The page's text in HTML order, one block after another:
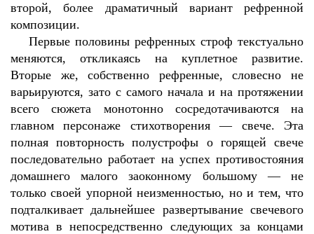
второй, более драматичный вариант рефренной
композиции.
Первые половины рефренных строф текстуально
меняются, откликаясь на куплетное развитие.
Вторые же, собственно рефренные, словесно не
варьируются, зато с самого начала и на протяжении
всего сюжета монотонно сосредотачиваются на
главном персонаже стихотворения — свече. Эта
полная повторность полустрофы о горящей свече
последовательно работает на успех противостояния
домашнего малого заоконному большому — не
только своей упорной неизменностью, но и тем, что
подталкивает дальнейшее развертывание свечевого
мотива в непосредственно следующих за концами